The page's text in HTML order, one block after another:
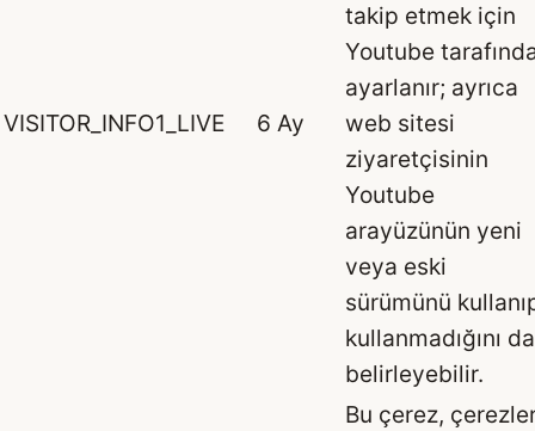
VISITOR_INFO1_LIVE 6 Ay
takip etmek için
Youtube
ayarlanır; ayrıca
web sitesi
ziyaretçisinin
Youtube
arayüzünün yeni
veya eski
sürümünü
kullanmadığını da
belirleyebilir.
Bu çerez,